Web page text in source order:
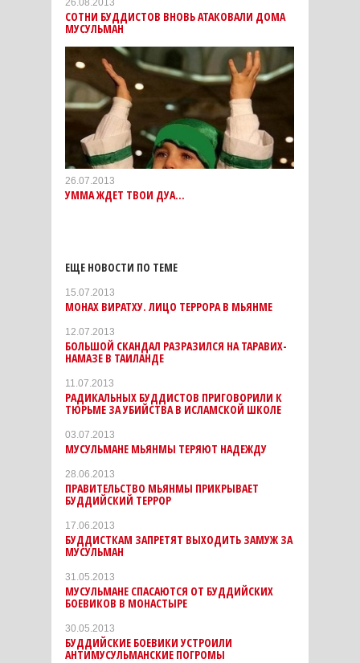
26.08.2013
CОТНИ БУДДИСТОВ ВНОВЬ АТАКОВАЛИ ДОМА
МУСУЛЬМАН
26.07.2013
УММА ЖДЕТ ТВОИ ДУА...
ЕЩЕ НОВОСТИ ПО ТЕМЕ
15.07.2013
МОНАХ ВИРАТХУ. ЛИЦО ТЕРРОРА В МЬЯНМЕ
12.07.2013
БОЛЬШОЙ СКАНДАЛ РАЗРАЗИЛСЯ НА ТАРАВИХ-
НАМАЗЕ В ТАИЛАНДЕ
11.07.2013
РАДИКАЛЬНЫХ БУДДИСТОВ ПРИГОВОРИЛИ К
ТЮРЬМЕ ЗА УБИЙСТВА В ИСЛАМСКОЙ ШКОЛЕ
03.07.2013
МУСУЛЬМАНЕ МЬЯНМЫ ТЕРЯЮТ НАДЕЖДУ
28.06.2013
ПРАВИТЕЛЬСТВО МЬЯНМЫ ПРИКРЫВАЕТ
БУДДИЙСКИЙ ТЕРРОР
17.06.2013
БУДДИСТКАМ ЗАПРЕТЯТ ВЫХОДИТЬ ЗАМУЖ ЗА
МУСУЛЬМАН
31.05.2013
МУСУЛЬМАНЕ СПАСАЮТСЯ ОТ БУДДИЙСКИХ
БОЕВИКОВ В МОНАСТЫРЕ
30.05.2013
БУДДИЙСКИЕ БОЕВИКИ УСТРОИЛИ
АНТИМУСУЛЬМАНСКИЕ ПОГРОМЫ